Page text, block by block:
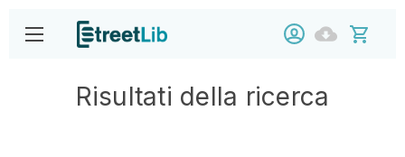
Risultati della ricerca